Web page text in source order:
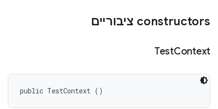
‫constructors ציבוריים
TestContext
public TestContext ()